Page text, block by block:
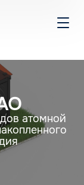
атомной